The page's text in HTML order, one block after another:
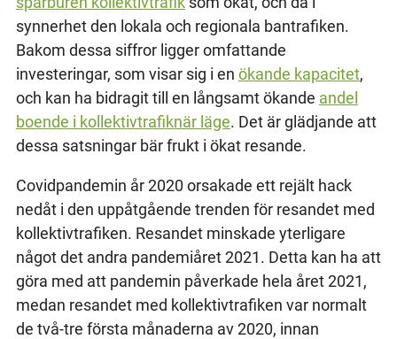
synnerhet den lokala och regionala bantrafiken.
Bakom dessa siffror ligger omfattande
investeringar, som visar sig i en ökande kapacitet,
och kan ha bidragit till en långsamt ökande andel
boende i kollektivtrafiknär läge. Det är glädjande att
dessa satsningar bär frukt i ökat resande.
Covidpandemin år 2020 orsakade ett rejält hack
nedåt i den uppåtgående trenden för resandet med
kollektivtrafiken. Resandet minskade yterligare
något det andra pandemiåret 2021. Detta kan ha att
göra med att pandemin påverkade hela året 2021,
medan resandet med kollektivtrafiken var normalt
de två-tre första månaderna av 2020, innan